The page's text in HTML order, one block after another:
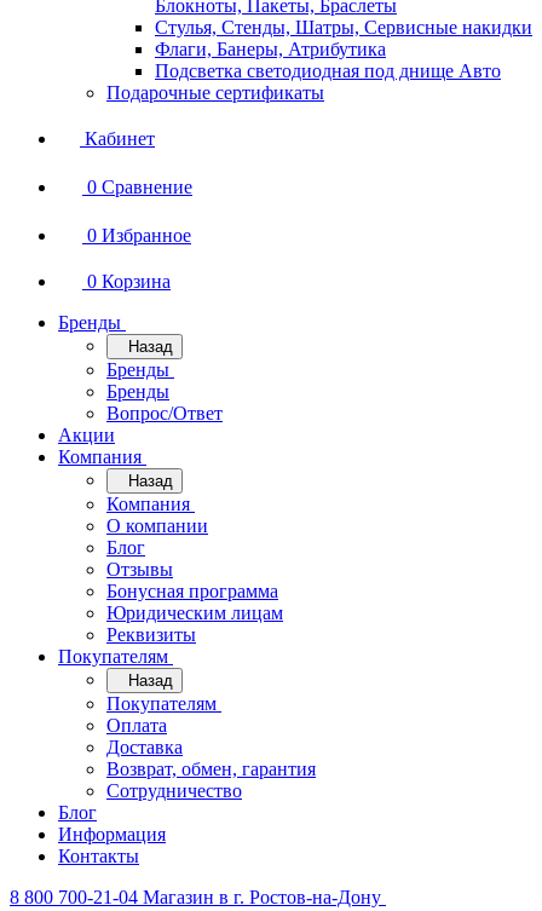
Блокноты, Пакеты, Браслеты
Стулья, Стенды, Шатры, Сервисные накидки
Флаги, Банеры, Атрибутика
Подсветка светодиодная под днище Авто
Подарочные сертификаты
Кабинет
0 Сравнение
0 Избранное
0 Корзина
Бренды
Назад
Бренды
Бренды
Вопрос/Ответ
Акции
Компания
Назад
Компания
О компании
Блог
Отзывы
Бонусная программа
Юридическим лицам
Реквизиты
Покупателям
Назад
Покупателям
Оплата
Доставка
Возврат, обмен, гарантия
Сотрудничество
Блог
Информация
Контакты
8 800 700-21-04 Магазин в г. Ростов-на-Дону